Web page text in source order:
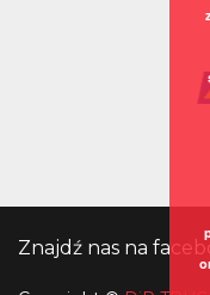
Znajdź nas na